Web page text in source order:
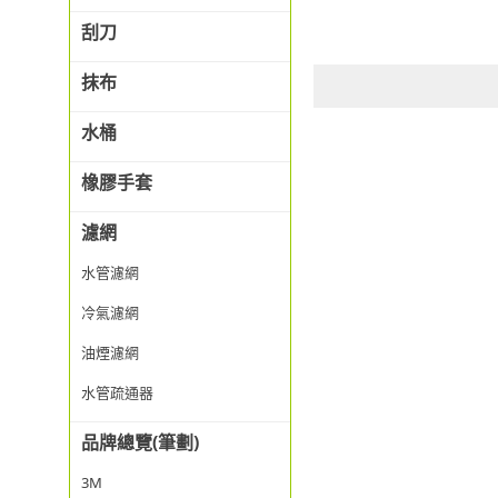
刮刀
抹布
水桶
橡膠手套
濾網
水管濾網
冷氣濾網
油煙濾網
水管疏通器
品牌總覽(筆劃)
3M